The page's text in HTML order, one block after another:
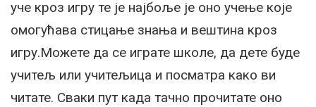
уче кроз игру те је најбоље је оно учење које
омогућава стицање знања и вештина кроз
игру.Можете да се играте школе, да дете буде
учитељ или учитељица и посматра како ви
читате. Сваки пут када тачно прочитате оно